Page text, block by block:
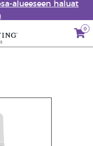
alueeseen haluat
0